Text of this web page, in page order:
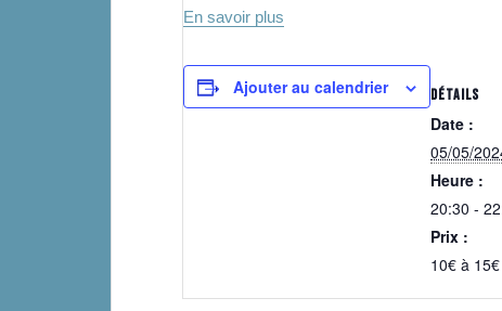
En savoir plus
Ajouter au calendrier DÉTAILS
Date :
05/05/
Heure :
20:30 -
Prix :
10€ à 15€